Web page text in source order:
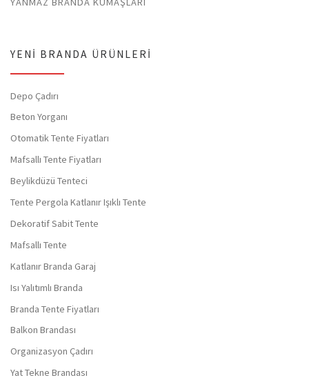
YENI BRANDA ÜRÜNLERI
Depo Çadırı
Beton Yorganı
Otomatik Tente Fiyatları
Mafsallı Tente Fiyatları
Beylikdüzü Tenteci
Tente Pergola Katlanır Işıklı Tente
Dekoratif Sabit Tente
Mafsallı Tente
Katlanır Branda Garaj
Isı Yalıtımlı Branda
Branda Tente Fiyatları
Balkon Brandası
Organizasyon Çadırı
Yat Tekne Brandası